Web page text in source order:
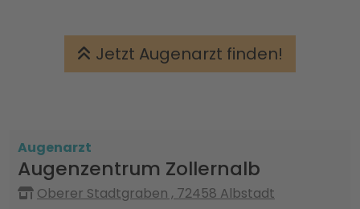
Jetzt Augenarzt finden!
Augenarzt
Augenzentrum Zollernalb
Oberer Stadtgraben , 72458 Albstadt